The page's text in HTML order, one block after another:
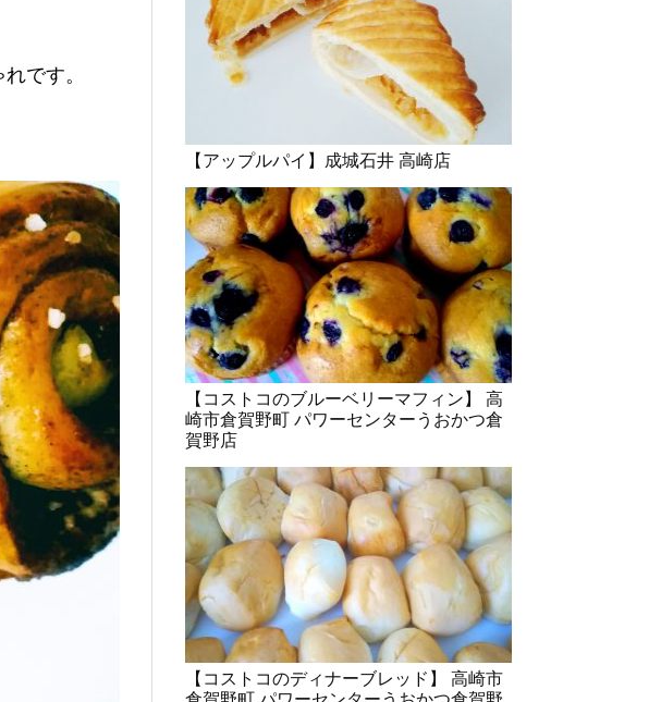
です。
【アップルパイ】成城石井 高崎店
【コストコのブルーベリーマフィン】 高
崎市倉賀野町 パワーセンターうおかつ倉
賀野店
【コストコのディナーブレッド】 高崎市